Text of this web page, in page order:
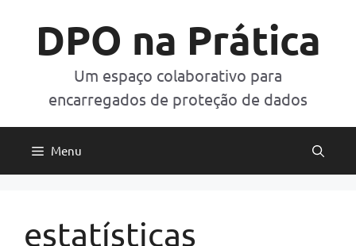
DPO na Prática
Um espaço colaborativo para
encarregados de proteção de dados
Menu
estatísticas